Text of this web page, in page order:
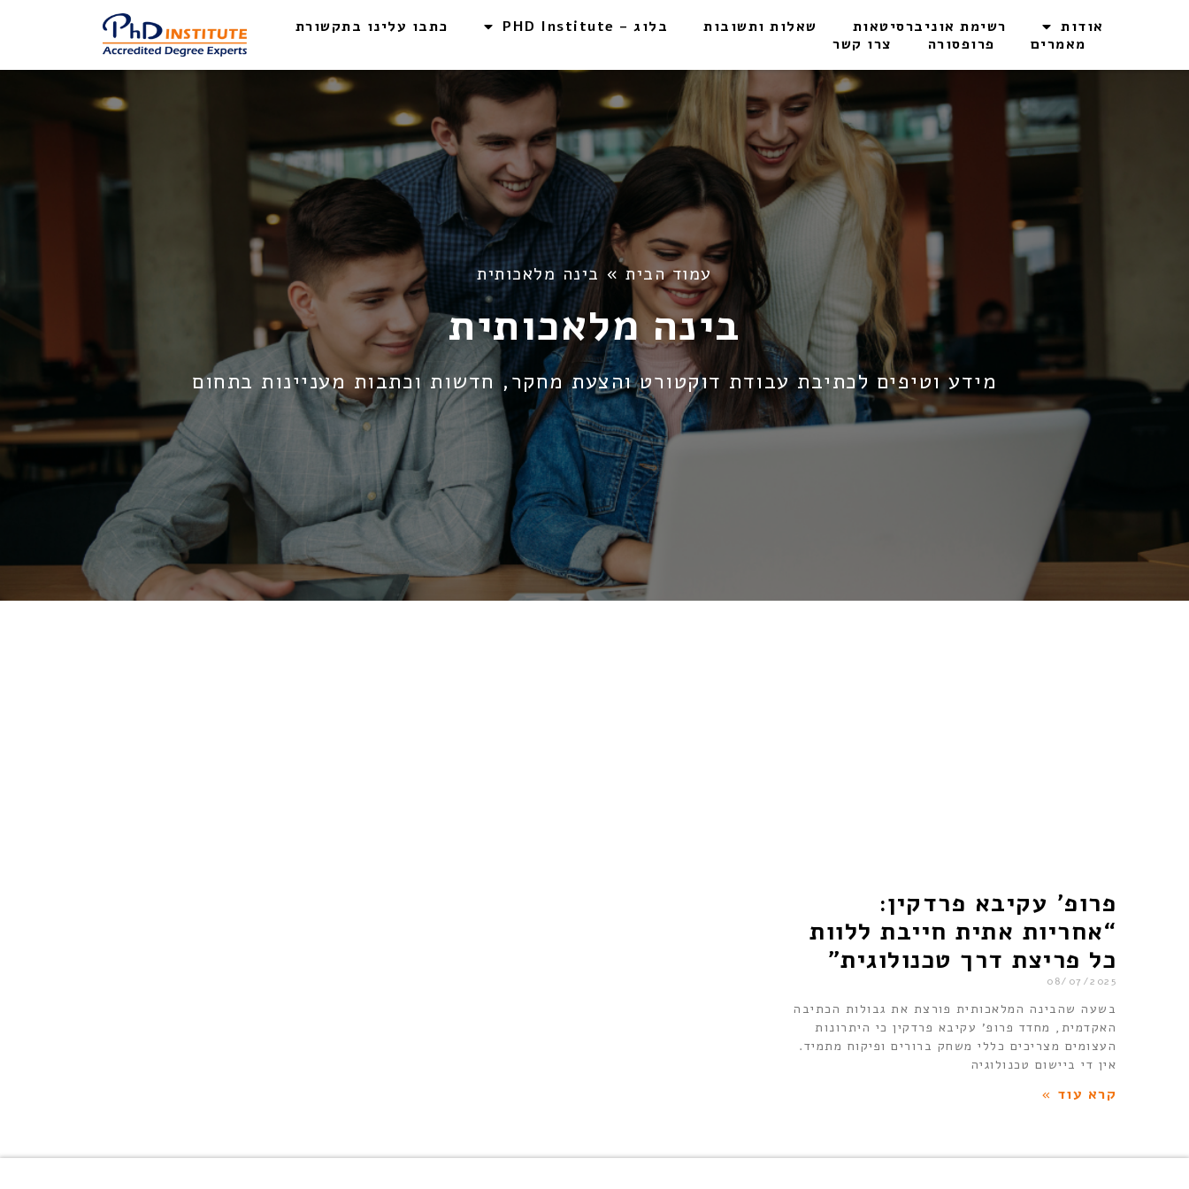
אודות רשימת אוניברסיטאות שאלות ותשובות בלוג – PHD Institute
כתבו עלינו בתקשורת
מאמרים
פרופסורה צרו קשר
עמוד הבית» בינה מלאכותית
בינה מלאכותית
מידע וטיפים לכתיבת עבודת דוקטורט והצעת מחקר, חדשות וכתבות מעניינות בתחום
פרופ’ עקיבא פרדקין:
“אחריות אתית חייבת ללוות
כל פריצת דרך טכנולוגית”
08/07/2025
בשעה שהבינה המלאכותית פורצת את גבולות הכתיבה
האקדמית, מחדד פרופ’ עקיבא פרדקין כי היתרונות
העצומים מצריכים כללי משחק ברורים ופיקוח מתמיד.
אין די ביישום טכנולוגיה
קרא עוד »